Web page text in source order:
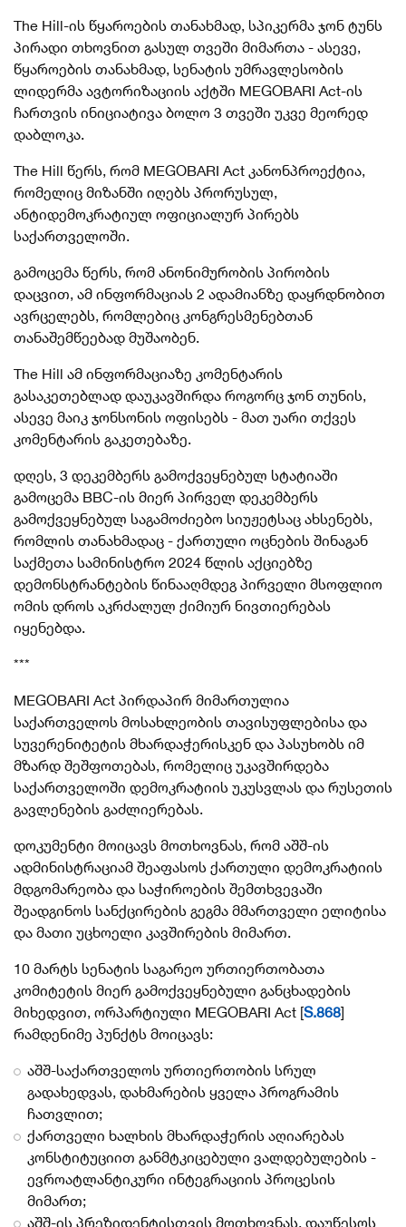
The Hill-ის წყაროების თანახმად, სპიკერმა ჯონ ტუნს
პირადი თხოვნით გასულ თვეში მიმართა - ასევე,
წყაროების თანახმად, სენატის უმრავლესობის
ლიდერმა ავტორიზაციის აქტში MEGOBARI Act-ის
ჩართვის ინიციატივა ბოლო 3 თვეში უკვე მეორედ
დაბლოკა.
The Hill წერს, რომ MEGOBARI Act კანონპროექტია,
რომელიც მიზანში იღებს პრორუსულ,
ანტიდემოკრატიულ ოფიციალურ პირებს
საქართველოში.
გამოცემა წერს, რომ ანონიმურობის პირობის
დაცვით, ამ ინფორმაციას 2 ადამიანზე დაყრდნობით
ავრცელებს, რომლებიც კონგრესმენებთან
თანაშემწეებად მუშაობენ.
The Hill ამ ინფორმაციაზე კომენტარის
გასაკეთებლად დაუკავშირდა როგორც ჯონ თუნის,
ასევე მაიკ ჯონსონის ოფისებს - მათ უარი თქვეს
კომენტარის გაკეთებაზე.
დღეს, 3 დეკემბერს გამოქვეყნებულ სტატიაში
გამოცემა BBC-ის მიერ პირველ დეკემბერს
გამოქვეყნებულ საგამოძიებო სიუჟეტსაც ახსენებს,
რომლის თანახმადაც - ქართული ოცნების შინაგან
საქმეთა სამინისტრო 2024 წლის აქციებზე
დემონსტრანტების წინააღმდეგ პირველი მსოფლიო
ომის დროს აკრძალულ ქიმიურ ნივთიერებას
იყენებდა.
***
MEGOBARI Act პირდაპირ მიმართულია
საქართველოს მოსახლეობის თავისუფლებისა და
სუვერენიტეტის მხარდაჭერისკენ და პასუხობს იმ
მზარდ შეშფოთებას, რომელიც უკავშირდება
საქართველოში დემოკრატიის უკუსვლას და რუსეთის
გავლენების გაძლიერებას.
დოკუმენტი მოიცავს მოთხოვნას, რომ აშშ-ის
ადმინისტრაციამ შეაფასოს ქართული დემოკრატიის
მდგომარეობა და საჭიროების შემთხვევაში
შეადგინოს სანქცირების გეგმა მმართველი ელიტისა
და მათი უცხოელი კავშირების მიმართ.
10 მარტს სენატის საგარეო ურთიერთობათა
კომიტეტის მიერ გამოქვეყნებული განცხადების
მიხედვით, ორპარტიული MEGOBARI Act [S.868]
რამდენიმე პუნქტს მოიცავს:
აშშ-საქართველოს ურთიერთობის სრულ
გადახედვას, დახმარების ყველა პროგრამის
ჩათვლით;
ქართველი ხალხის მხარდაჭერის აღიარებას
კონსტიტუციით განმტკიცებული ვალდებულების -
ევროატლანტიკური ინტეგრაციის პროცესის
მიმართ;
აშშ-ის პრეზიდენტისთვის მოთხოვნას, დაუწესოს